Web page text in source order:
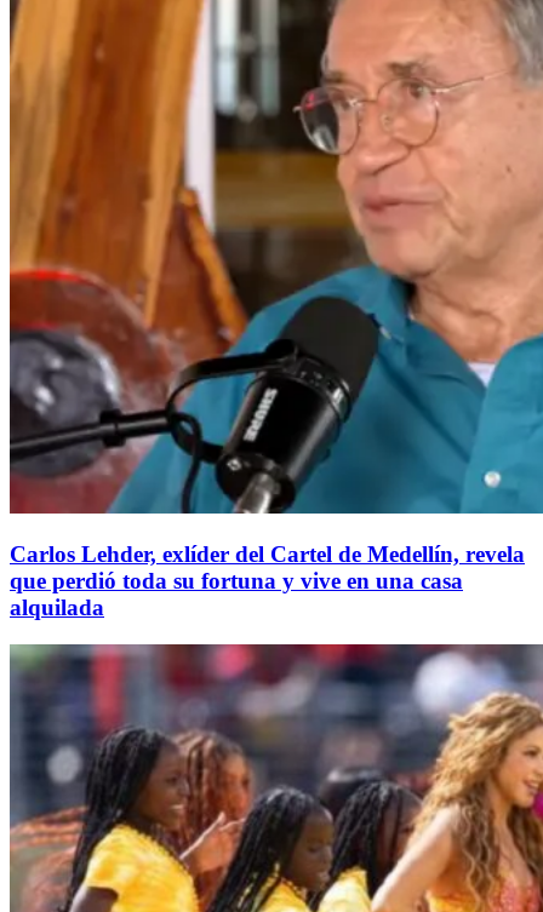
Carlos Lehder, exlíder del Cartel de Medellín, revela
que perdió toda su fortuna y vive en una casa
alquilada